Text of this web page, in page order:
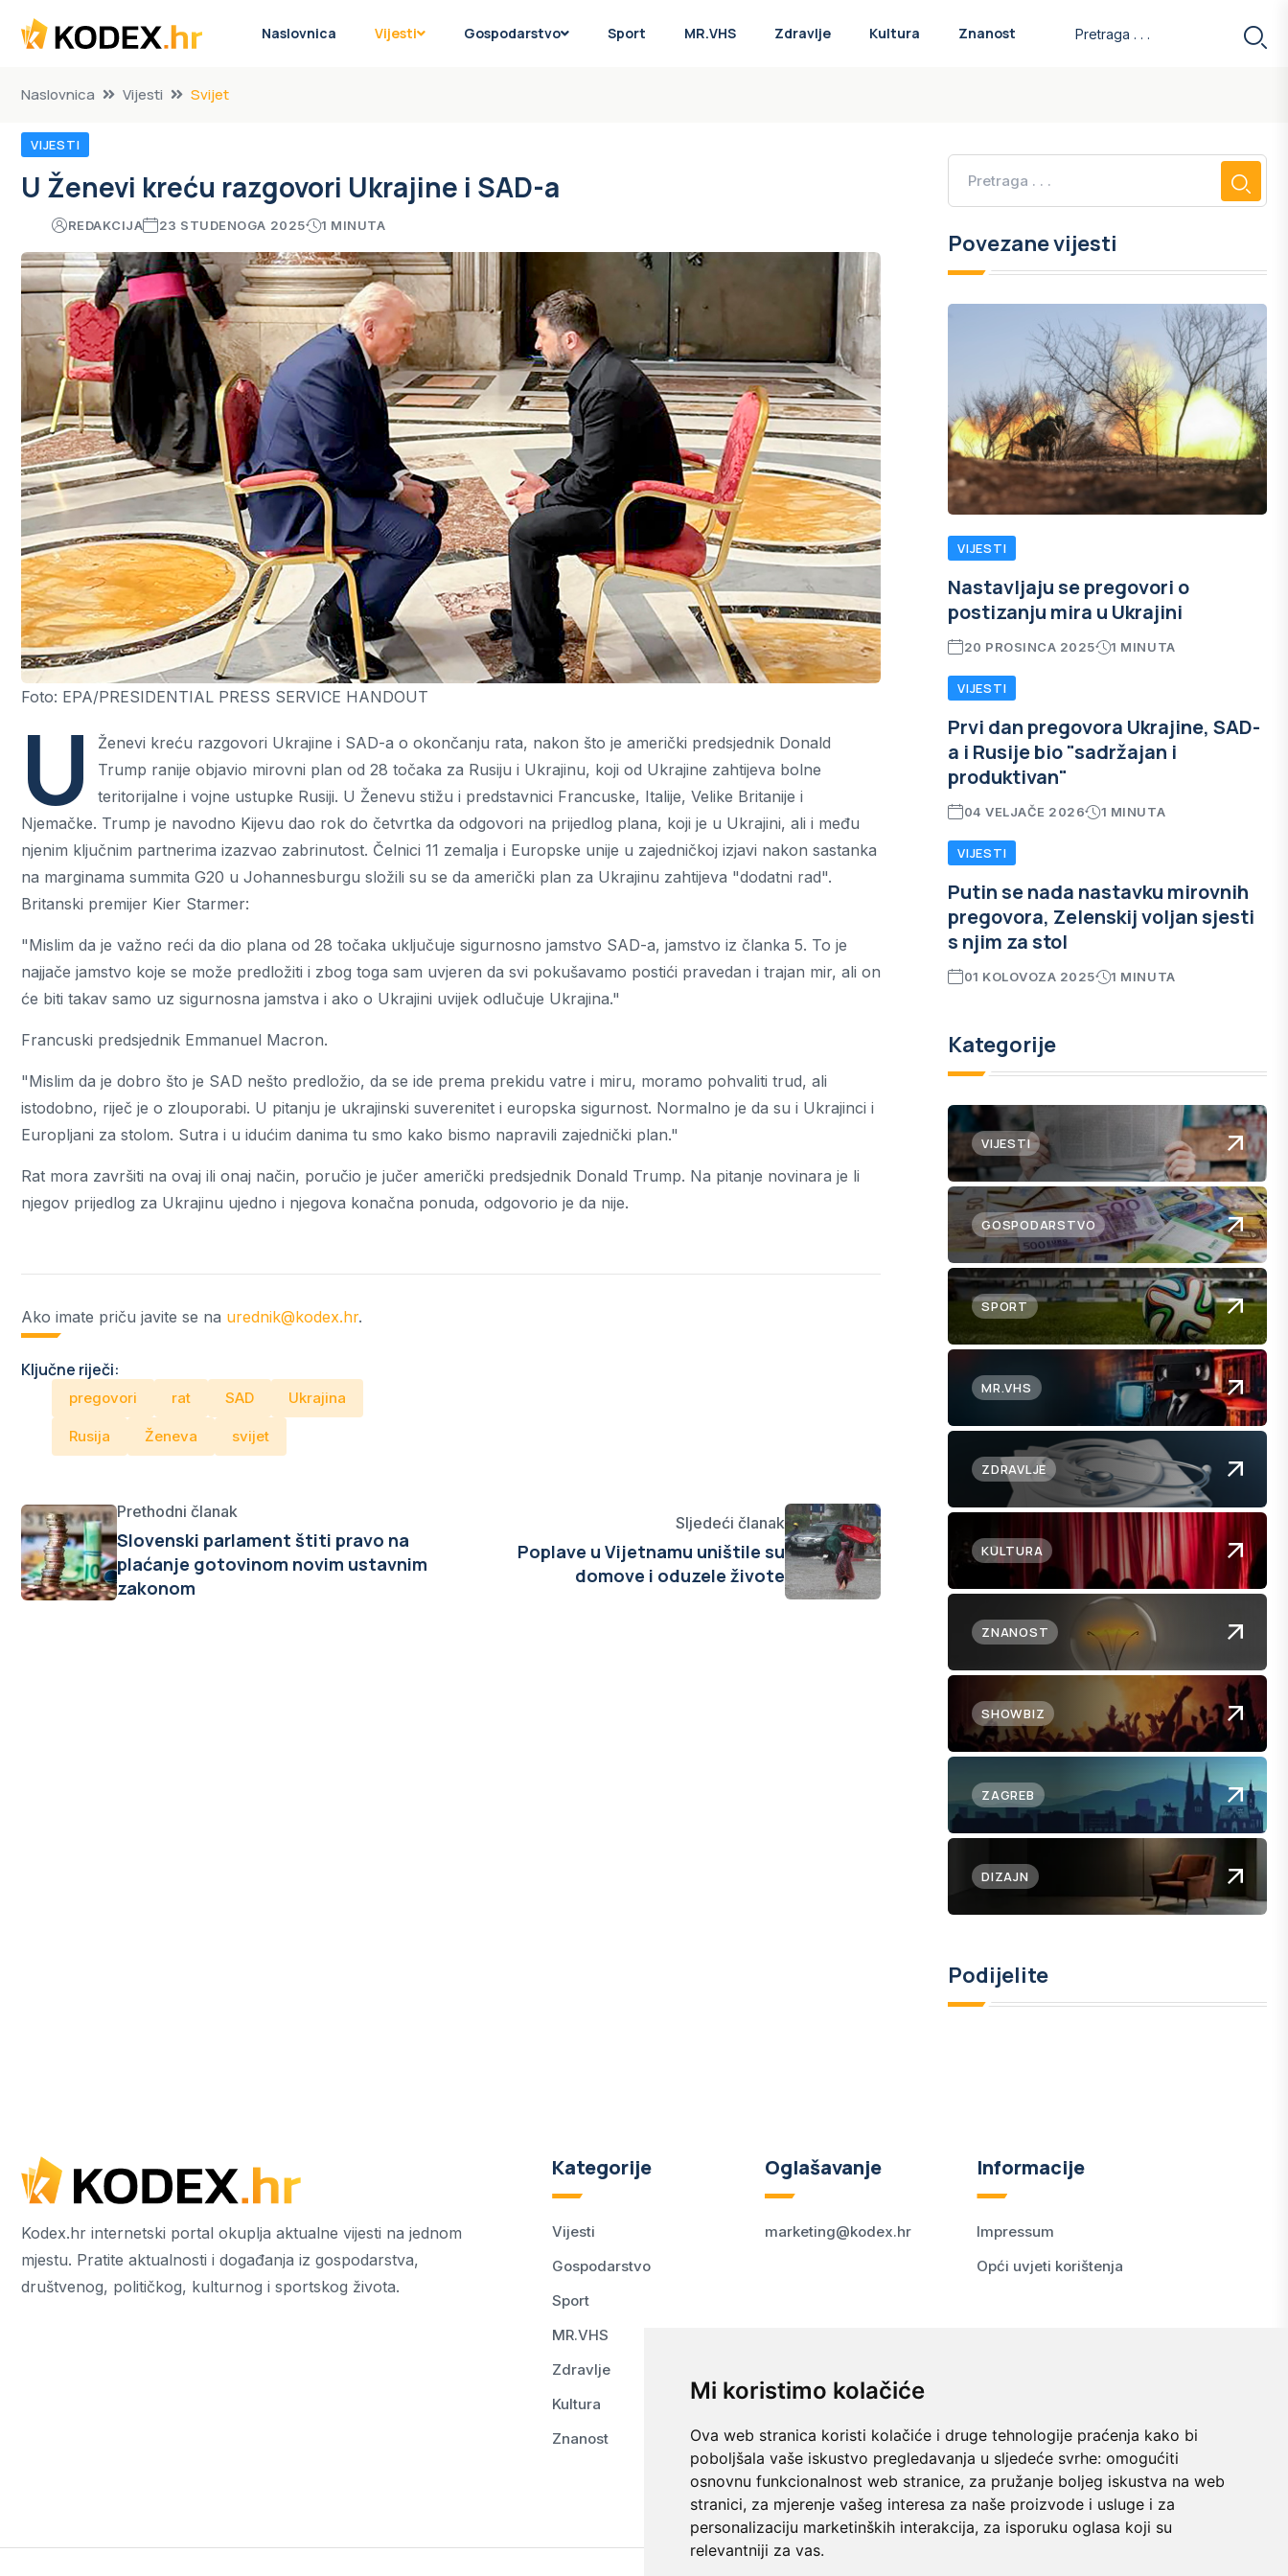
Mi koristimo kolačiće
Ova web stranica koristi kolačiće i druge tehnologije praćenja kako bi
poboljšala vaše iskustvo pregledavanja u sljedeće svrhe: omogućiti
osnovnu funkcionalnost web stranice, za pružanje boljeg iskustva na web
stranici, za mjerenje vašeg interesa za naše proizvode i usluge i za
personalizaciju marketinških interakcija, za isporuku oglasa koji su
relevantniji za vas.
Naslovnica Vijesti Gospodarstvo Sport MR.VHS Zdravlje Kultura Znanost
Naslovnica Vijesti Svijet
VIJESTI
U Ženevi kreću razgovori Ukrajine i SAD-a
REDAKCIJA 23 STUDENOGA 2025 1 MINUTA
Foto: EPA/PRESIDENTIAL PRESS SERVICE HANDOUT
U
Ženevi kreću razgovori Ukrajine i SAD-a o okončanju rata, nakon što je američki predsjednik Donald
Trump ranije objavio mirovni plan od 28 točaka za Rusiju i Ukrajinu, koji od Ukrajine zahtijeva bolne
teritorijalne i vojne ustupke Rusiji. U Ženevu stižu i predstavnici Francuske, Italije, Velike Britanije i
Njemačke. Trump je navodno Kijevu dao rok do četvrtka da odgovori na prijedlog plana, koji je u Ukrajini, ali i među
njenim ključnim partnerima izazvao zabrinutost. Čelnici 11 zemalja i Europske unije u zajedničkoj izjavi nakon sastanka
na marginama summita G20 u Johannesburgu složili su se da američki plan za Ukrajinu zahtijeva "dodatni rad".
Britanski premijer Kier Starmer:
"Mislim da je važno reći da dio plana od 28 točaka uključuje sigurnosno jamstvo SAD-a, jamstvo iz članka 5. To je
najjače jamstvo koje se može predložiti i zbog toga sam uvjeren da svi pokušavamo postići pravedan i trajan mir, ali on
će biti takav samo uz sigurnosna jamstva i ako o Ukrajini uvijek odlučuje Ukrajina."
Francuski predsjednik Emmanuel Macron.
"Mislim da je dobro što je SAD nešto predložio, da se ide prema prekidu vatre i miru, moramo pohvaliti trud, ali
istodobno, riječ je o zlouporabi. U pitanju je ukrajinski suverenitet i europska sigurnost. Normalno je da su i Ukrajinci i
Europljani za stolom. Sutra i u idućim danima tu smo kako bismo napravili zajednički plan."
Rat mora završiti na ovaj ili onaj način, poručio je jučer američki predsjednik Donald Trump. Na pitanje novinara je li
njegov prijedlog za Ukrajinu ujedno i njegova konačna ponuda, odgovorio je da nije.
Ako imate priču javite se na urednik@kodex.hr.
Ključne riječi:
pregovori rat SAD Ukrajina
Rusija Ženeva svijet
Prethodni članak
Slovenski parlament štiti pravo na
plaćanje gotovinom novim ustavnim
zakonom
Sljedeći članak
Poplave u Vijetnamu uništile su
domove i oduzele živote
Povezane vijesti
VIJESTI
Nastavljaju se pregovori o
postizanju mira u Ukrajini
20 PROSINCA 2025 1 MINUTA
VIJESTI
Prvi dan pregovora Ukrajine, SAD-
a i Rusije bio "sadržajan i
produktivan"
04 VELJAČE 2026 1 MINUTA
VIJESTI
Putin se nada nastavku mirovnih
pregovora, Zelenskij voljan sjesti
s njim za stol
01 KOLOVOZA 2025 1 MINUTA
Kategorije
VIJESTI
GOSPODARSTVO
SPORT
MR.VHS
ZDRAVLJE
KULTURA
ZNANOST
SHOWBIZ
ZAGREB
DIZAJN
Podijelite
Kodex.hr internetski portal okuplja aktualne vijesti na jednom
mjestu. Pratite aktualnosti i događanja iz gospodarstva,
društvenog, političkog, kulturnog i sportskog života.
Kategorije
Vijesti
Gospodarstvo
Sport
MR.VHS
Zdravlje
Kultura
Znanost
Oglašavanje
marketing@kodex.hr
Informacije
Impressum
Opći uvjeti korištenja